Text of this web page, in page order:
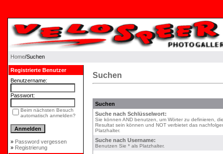
Home/Suchen
Registrierte Benutzer
Benutzername:
Passwort:
Beim nächsten Besuch
automatisch anmelden?
» Password vergessen
» Registrierung
Suchen
Suchen
Suche nach Schlüsselwort:
Sie können AND benutzen, um Wörter zu definieren,
Resultat sein können und NOT verbietet das
Platzhalter.
Suche nach Username:
Benutzen Sie * als Platzhalter.